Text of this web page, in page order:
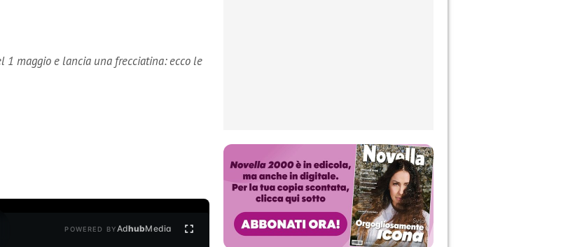
1 maggio e lancia una frecciatina: ecco le
POWERED BYAdhubMedia